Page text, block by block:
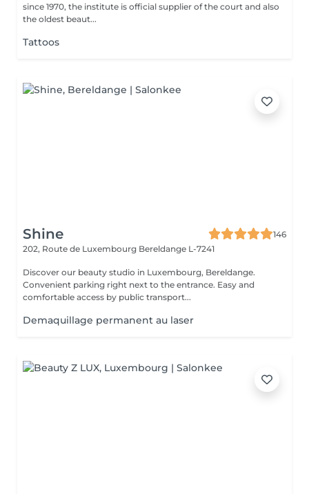
since 1970, the institute is official supplier of the court and also
the oldest beaut...
Tattoos
Shine
146
202, Route de Luxembourg Bereldange L-7241
Discover our beauty studio in Luxembourg, Bereldange.
Convenient parking right next to the entrance. Easy and
comfortable access by public transport...
Demaquillage permanent au laser